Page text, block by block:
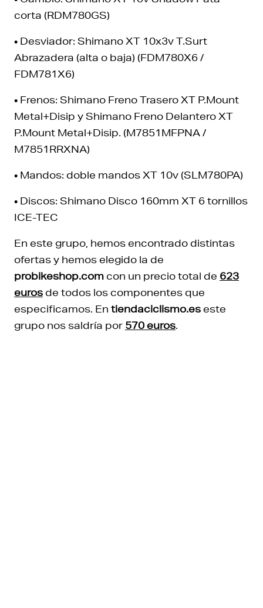
corta (RDM780GS)
• Desviador: Shimano XT 10x3v T.Surt
Abrazadera (alta o baja) (FDM780X6 /
FDM781X6)
• Frenos: Shimano Freno Trasero XT P.Mount
Metal+Disip y Shimano Freno Delantero XT
P.Mount Metal+Disip. (M7851MFPNA /
M7851RRXNA)
• Mandos: doble mandos XT 10v (SLM780PA)
• Discos: Shimano Disco 160mm XT 6 tornillos
ICE-TEC
En este grupo, hemos encontrado distintas
ofertas y hemos elegido la de
probikeshop.comcon un precio total de 623
eurosde todos los componentes que
especificamos. En tiendaciclismo.eseste
grupo nos saldría por 570 euros.